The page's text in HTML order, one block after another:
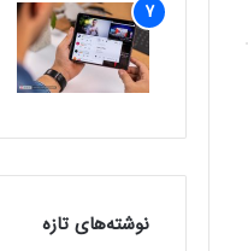
نوشته‌های تازه